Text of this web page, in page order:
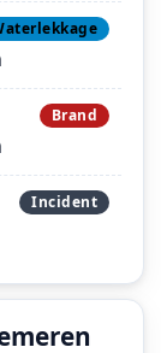
Brand
Incident